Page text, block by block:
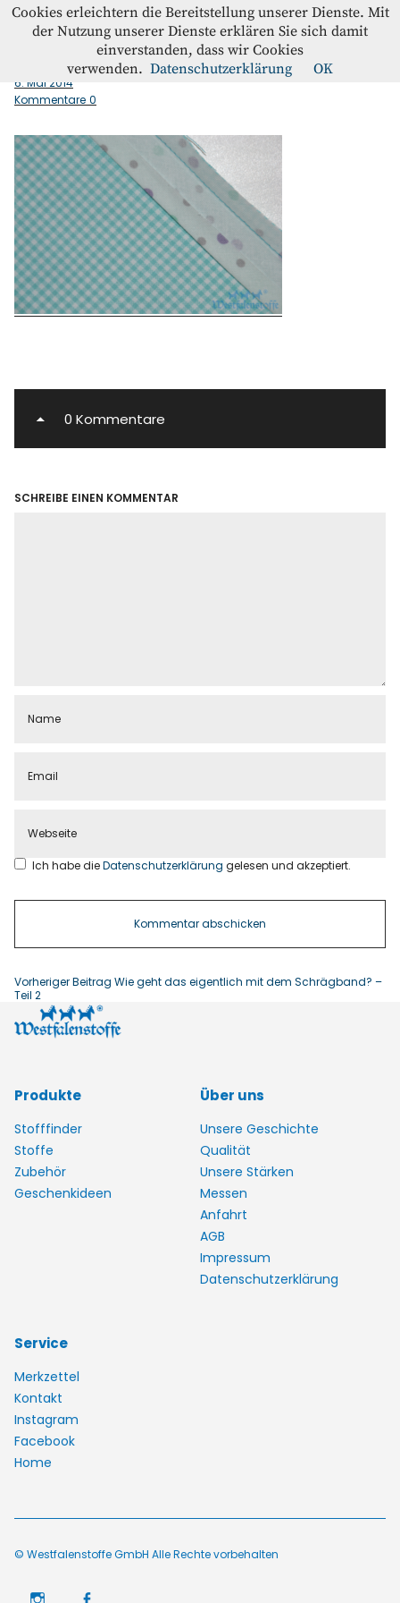
Westfalenstoffe-Blog
Kontakt
InstagramFacebook
Schraegband_naehen_neben_Falz_fertig
6. Mai 2014
Kommentare 0
0 Kommentare
SCHREIBE EINEN KOMMENTAR
Ich habe dieDatenschutzerklärunggelesen und akzeptiert.
Vorheriger Beitrag Wie geht das eigentlich mit dem Schrägband? –
Teil 2
Produkte
Stofffinder
Stoffe
Zubehör
Geschenkideen
Über uns
Unsere Geschichte
Qualität
Unsere Stärken
Messen
Anfahrt
AGB
Impressum
Datenschutzerklärung
Service
Merkzettel
Kontakt
Instagram
Facebook
Home
© Westfalenstoffe GmbH Alle Rechte vorbehalten
Cookies erleichtern die Bereitstellung unserer Dienste. Mit
der Nutzung unserer Dienste erklären Sie sich damit
einverstanden, dass wir Cookies
verwenden. Datenschutzerklärung OK